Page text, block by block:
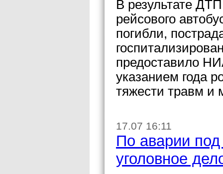
В результате
рейсового
погибли,
предоставило
указанием года
тяжести травм и
17.07 16:11
По аварии
уголовное